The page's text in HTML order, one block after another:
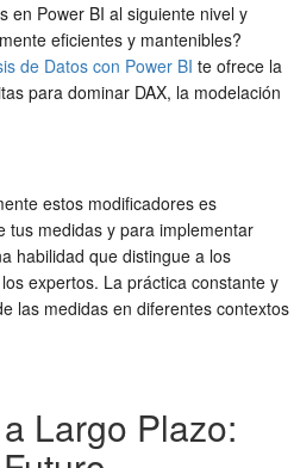
en Power BI al siguiente nivel y
eficientes y mantenibles?
de Datos con Power BI te ofrece la
para dominar DAX, la modelación
estos modificadores es
tus medidas y para implementar
habilidad que distingue a los
expertos. La práctica constante y
las medidas en diferentes contextos
Largo Plazo: